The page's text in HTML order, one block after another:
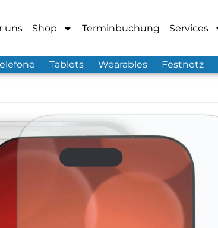
uns Shop Terminbuchung Services
Tablets Wearables Festnetz